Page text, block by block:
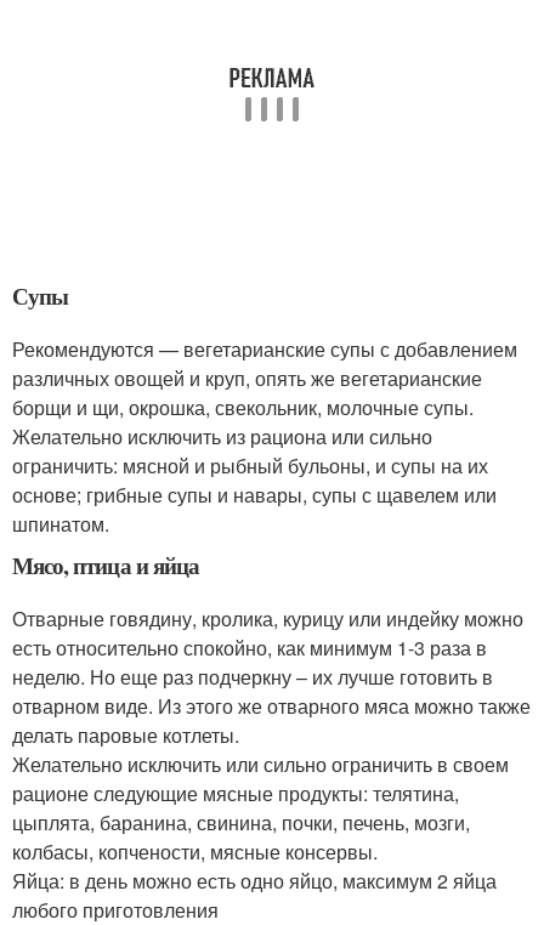
Супы
Рекомендуются — вегетарианские супы с добавлением
различных овощей и круп, опять же вегетарианские
борщи и щи, окрошка, свекольник, молочные супы.
Желательно исключить из рациона или сильно
ограничить: мясной и рыбный бульоны, и супы на их
основе; грибные супы и навары, супы с щавелем или
шпинатом.
Мясо, птица и яйца
Отварные говядину, кролика, курицу или индейку можно
есть относительно спокойно, как минимум 1-3 раза в
неделю. Но еще раз подчеркну – их лучше готовить в
отварном виде. Из этого же отварного мяса можно также
делать паровые котлеты.
Желательно исключить или сильно ограничить в своем
рационе следующие мясные продукты: телятина,
цыплята, баранина, свинина, почки, печень, мозги,
колбасы, копчености, мясные консервы.
Яйца: в день можно есть одно яйцо, максимум 2 яйца
любого приготовления